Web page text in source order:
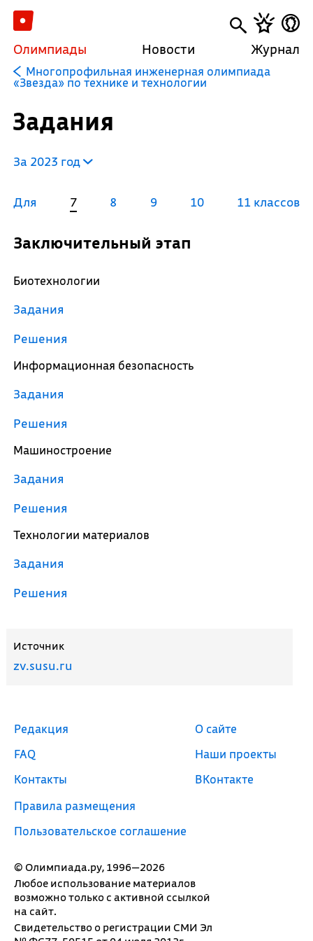
Олимпиады Новости Журнал
Многопрофильная инженерная олимпиада
«Звезда» по технике и технологии
Задания
За 2023 год
Для 7 8 9 10 11 классов
Заключительный этап
Биотехнологии
Задания
Решения
Информационная безопасность
Задания
Решения
Машиностроение
Задания
Решения
Технологии материалов
Задания
Решения
Источник
zv.susu.ru
© Олимпиада.ру, 1996—2026
Любое использование материалов
возможно только с активной ссылкой
на сайт.
Свидетельство о регистрации СМИ Эл
Редакция
FAQ
Контакты
Правила размещения
Пользовательское соглашение
О сайте
Наши проекты
ВКонтакте